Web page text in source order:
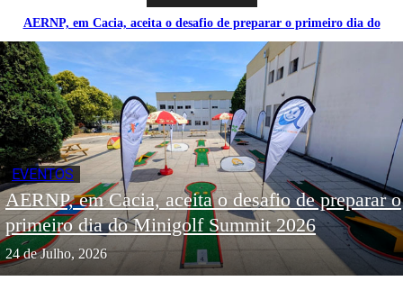
AERNP, em Cacia, aceita o desafio de preparar o primeiro dia do
EVENTOS
AERNP, em Cacia, aceita o desafio de preparar o
primeiro dia do Minigolf Summit 2026
24 de Julho, 2026